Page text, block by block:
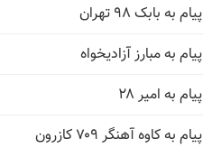
پیام به بابک ۹۸ تهران
پیام به مبارز آزادیخواه
پیام به امیر ۲۸
پیام به کاوه آهنگر ۷۰۹ کازرون